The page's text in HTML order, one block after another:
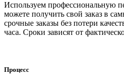
Используем профессиональную
можете получить свой заказ в
срочные заказы без потери
часа. Сроки зависят от
Процесс